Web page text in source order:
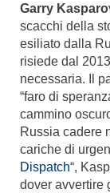
Garry
scacchi della
esiliato dalla
risiede dal
necessaria. Il
“faro di
cammino
Russia cadere
cariche di
Dispatch“,
dover avvertire